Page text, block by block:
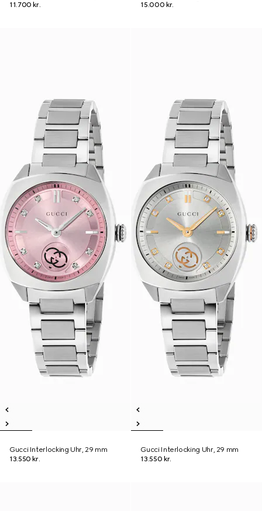
11.700 kr.
15.000 kr.
Gucci Interlocking Uhr, 29 mm
13.550 kr.
Gucci Interlocking Uhr, 29 mm
13.550 kr.